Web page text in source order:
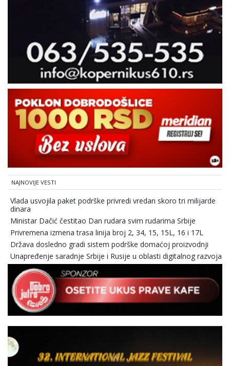
NAJNOVIJE VESTI
Vlada usvojila paket podrške privredi vredan skoro tri milijarde
dinara
Ministar Dačić čestitao Dan rudara svim rudarima Srbije
Privremena izmena trasa linija broj 2, 34, 15, 15L, 16 i 17L
Država dosledno gradi sistem podrške domaćoj proizvodnji
Unapređenje saradnje Srbije i Rusije u oblasti digitalnog razvoja